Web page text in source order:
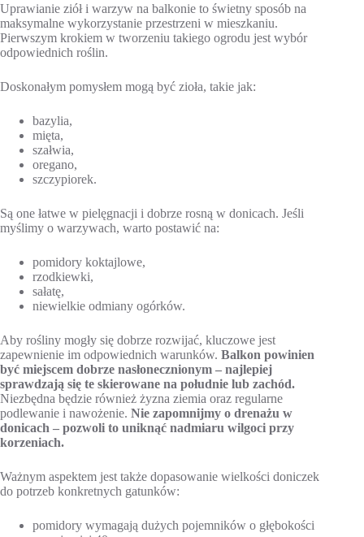
Uprawianie ziół i warzyw na balkonie to świetny sposób na
maksymalne wykorzystanie przestrzeni w mieszkaniu.
Pierwszym krokiem w tworzeniu takiego ogrodu jest wybór
odpowiednich roślin.
Doskonałym pomysłem mogą być zioła, takie jak:
bazylia,
mięta,
szałwia,
oregano,
szczypiorek.
Są one łatwe w pielęgnacji i dobrze rosną w donicach. Jeśli
myślimy o warzywach, warto postawić na:
pomidory koktajlowe,
rzodkiewki,
sałatę,
niewielkie odmiany ogórków.
Aby rośliny mogły się dobrze rozwijać, kluczowe jest
zapewnienie im odpowiednich warunków. Balkon powinien
być miejscem dobrze nasłonecznionym – najlepiej
sprawdzają się te skierowane na południe lub zachód.
Niezbędna będzie również żyzna ziemia oraz regularne
podlewanie i nawożenie. Nie zapomnijmy o drenażu w
donicach – pozwoli to uniknąć nadmiaru wilgoci przy
korzeniach.
Ważnym aspektem jest także dopasowanie wielkości doniczek
do potrzeb konkretnych gatunków:
pomidory wymagają dużych pojemników o głębokości